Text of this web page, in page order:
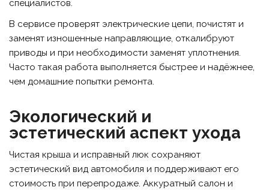
специалистов.
В сервисе проверят электрические цепи, почистят и
заменят изношенные направляющие, откалибруют
приводы и при необходимости заменят уплотнения.
Часто такая работа выполняется быстрее и надёжнее,
чем домашние попытки ремонта.
Экологический и
эстетический аспект ухода
Чистая крыша и исправный люк сохраняют
эстетический вид автомобиля и поддерживают его
стоимость при перепродаже. Аккуратный салон и